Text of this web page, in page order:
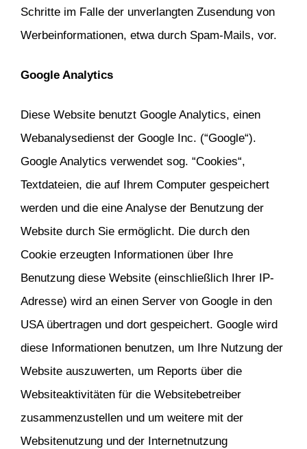
Schritte im Falle der unverlangten Zusendung von
Werbeinformationen, etwa durch Spam-Mails, vor.
Google Analytics
Diese Website benutzt Google Analytics, einen
Webanalysedienst der Google Inc. (“Google“).
Google Analytics verwendet sog. “Cookies“,
Textdateien, die auf Ihrem Computer gespeichert
werden und die eine Analyse der Benutzung der
Website durch Sie ermöglicht. Die durch den
Cookie erzeugten Informationen über Ihre
Benutzung diese Website (einschließlich Ihrer IP-
Adresse) wird an einen Server von Google in den
USA übertragen und dort gespeichert. Google wird
diese Informationen benutzen, um Ihre Nutzung der
Website auszuwerten, um Reports über die
Websiteaktivitäten für die Websitebetreiber
zusammenzustellen und um weitere mit der
Websitenutzung und der Internetnutzung